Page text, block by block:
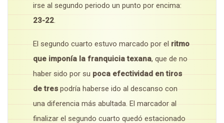
irse al segundo periodo un punto por encima:
23-22.
El segundo cuarto estuvo marcado por el ritmo
que imponía la franquicia texana, que de no
haber sido por su poca efectividad en tiros
de tres podría haberse ido al descanso con
una diferencia más abultada. El marcador al
finalizar el segundo cuarto quedó estacionado